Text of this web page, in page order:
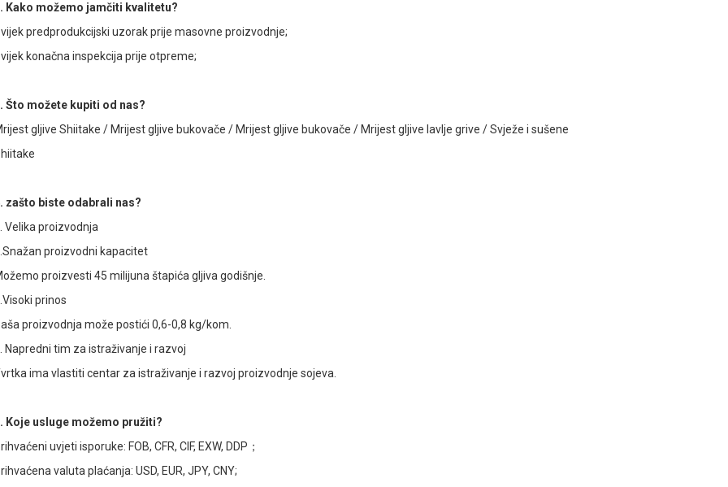
Kako možemo jamčiti kvalitetu?
predprodukcijski uzorak prije masovne proizvodnje;
konačna inspekcija prije otpreme;
Što možete kupiti od nas?
gljive Shiitake / Mrijest gljive bukovače / Mrijest gljive bukovače / Mrijest gljive lavlje grive / Svježe i sušene
zašto biste odabrali nas?
Velika proizvodnja
proizvodni kapacitet
proizvesti 45 milijuna štapića gljiva godišnje.
prinos
proizvodnja može postići 0,6-0,8 kg/kom.
Napredni tim za istraživanje i razvoj
ima vlastiti centar za istraživanje i razvoj proizvodnje sojeva.
Koje usluge možemo pružiti?
uvjeti isporuke: FOB, CFR, CIF, EXW, DDP；
valuta plaćanja: USD, EUR, JPY, CNY;